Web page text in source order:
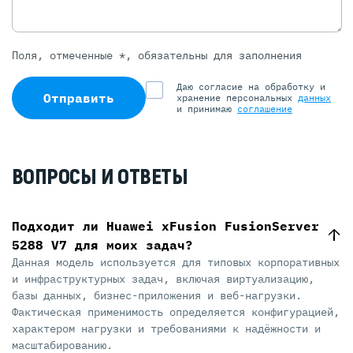
Поля, отмеченные *, обязательны для заполнения
Отправить
Даю согласие на обработку и
хранение персональных данных
и принимаю соглашение
ВОПРОСЫ И ОТВЕТЫ
Подходит ли Huawei xFusion FusionServer
5288 V7 для моих задач?
Данная модель используется для типовых корпоративных
и инфраструктурных задач, включая виртуализацию,
базы данных, бизнес-приложения и веб-нагрузки.
Фактическая применимость определяется конфигурацией,
характером нагрузки и требованиями к надёжности и
масштабированию.